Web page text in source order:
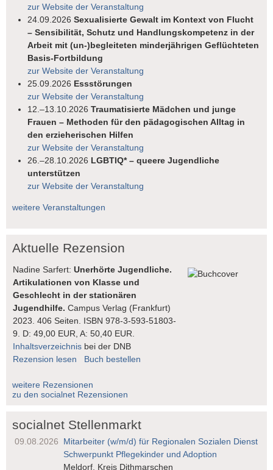
zur Website der Veranstaltung
24.09.2026Sexualisierte Gewalt im Kontext von Flucht
– Sensibilität, Schutz und Handlungskompetenz in der
Arbeit mit (un-)begleiteten minderjährigen Geflüchteten
Basis-Fortbildung
zur Website der Veranstaltung
25.09.2026 Essstörungen
zur Website der Veranstaltung
12.–13.10.2026Traumatisierte Mädchen und junge
Frauen – Methoden für den pädagogischen Alltag in
den erzieherischen Hilfen
zur Website der Veranstaltung
26.–28.10.2026 LGBTIQ* – queere Jugendliche
unterstützen
zur Website der Veranstaltung
weitere Veranstaltungen
Aktuelle Rezension
Nadine Sarfert:Unerhörte Jugendliche.
Artikulationen von Klasse und
Geschlecht in der stationären
Jugendhilfe.Campus Verlag (Frankfurt)
2023. 406 Seiten. ISBN 978-3-593-51803-
9. D: 49,00 EUR, A: 50,40 EUR.
Inhaltsverzeichnis bei der DNB
Rezension lesen
Buch bestellen
weitere Rezensionen
zu den socialnet Rezensionen
socialnet Stellenmarkt
09.08.2026
Mitarbeiter (w/m/d) für Regionalen Sozialen Dienst
Schwerpunkt Pflegekinder und Adoption
Meldorf, Kreis Dithmarschen